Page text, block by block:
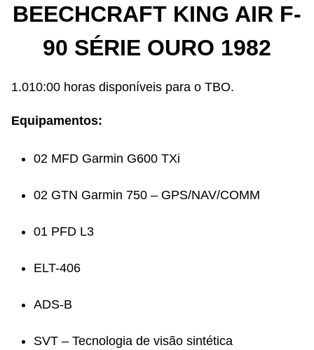
BEECHCRAFT KING AIR F-
90 SÉRIE OURO 1982
1.010:00 horas disponíveis para o TBO.
Equipamentos:
02 MFD Garmin G600 TXi
02 GTN Garmin 750 – GPS/NAV/COMM
01 PFD L3
ELT-406
ADS-B
SVT – Tecnologia de visão sintética